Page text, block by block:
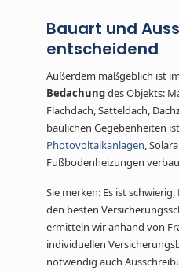
Bauart und
entscheidend
Außerdem maßgeblich ist
Bedachungdes Objekts:
Flachdach, Satteldach,
baulichen Gegebenheiten
Photovoltaikanlagen,
Fußbodenheizungen
Sie merken: Es ist
den besten
ermitteln wir anhand von
individuellen
notwendig auch